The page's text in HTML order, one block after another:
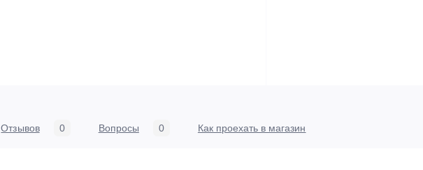
Отзывов 0 Вопросы 0 Как проехать в магазин